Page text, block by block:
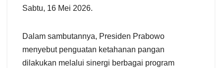
Sabtu, 16 Mei 2026.
Dalam sambutannya, Presiden Prabowo
menyebut penguatan ketahanan pangan
dilakukan melalui sinergi berbagai program